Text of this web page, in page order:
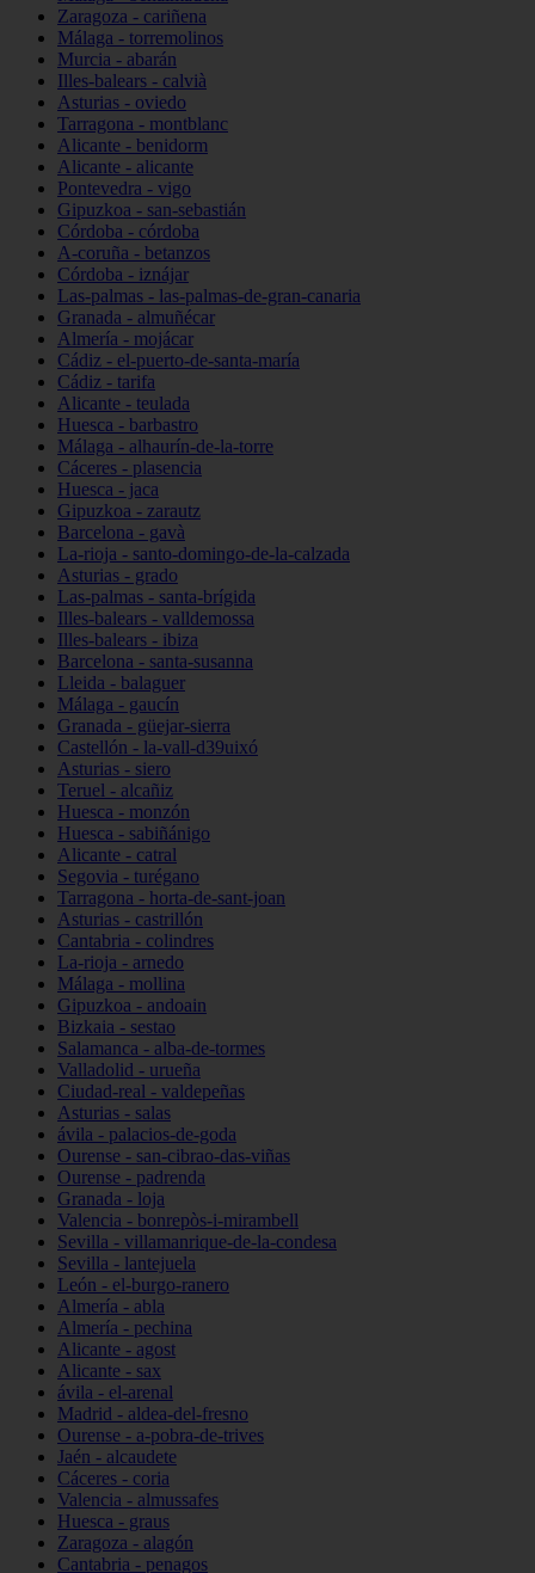
Zaragoza - cariñena
Málaga - torremolinos
Murcia - abarán
Illes-balears - calvià
Asturias - oviedo
Tarragona - montblanc
Alicante - benidorm
Alicante - alicante
Pontevedra - vigo
Gipuzkoa - san-sebastián
Córdoba - córdoba
A-coruña - betanzos
Córdoba - iznájar
Las-palmas - las-palmas-de-gran-canaria
Granada - almuñécar
Almería - mojácar
Cádiz - el-puerto-de-santa-maría
Cádiz - tarifa
Alicante - teulada
Huesca - barbastro
Málaga - alhaurín-de-la-torre
Cáceres - plasencia
Huesca - jaca
Gipuzkoa - zarautz
Barcelona - gavà
La-rioja - santo-domingo-de-la-calzada
Asturias - grado
Las-palmas - santa-brígida
Illes-balears - valldemossa
Illes-balears - ibiza
Barcelona - santa-susanna
Lleida - balaguer
Málaga - gaucín
Granada - güejar-sierra
Castellón - la-vall-d39uixó
Asturias - siero
Teruel - alcañiz
Huesca - monzón
Huesca - sabiñánigo
Alicante - catral
Segovia - turégano
Tarragona - horta-de-sant-joan
Asturias - castrillón
Cantabria - colindres
La-rioja - arnedo
Málaga - mollina
Gipuzkoa - andoain
Bizkaia - sestao
Salamanca - alba-de-tormes
Valladolid - urueña
Ciudad-real - valdepeñas
Asturias - salas
ávila - palacios-de-goda
Ourense - san-cibrao-das-viñas
Ourense - padrenda
Granada - loja
Valencia - bonrepòs-i-mirambell
Sevilla - villamanrique-de-la-condesa
Sevilla - lantejuela
León - el-burgo-ranero
Almería - abla
Almería - pechina
Alicante - agost
Alicante - sax
ávila - el-arenal
Madrid - aldea-del-fresno
Ourense - a-pobra-de-trives
Jaén - alcaudete
Cáceres - coria
Valencia - almussafes
Huesca - graus
Zaragoza - alagón
Cantabria - penagos